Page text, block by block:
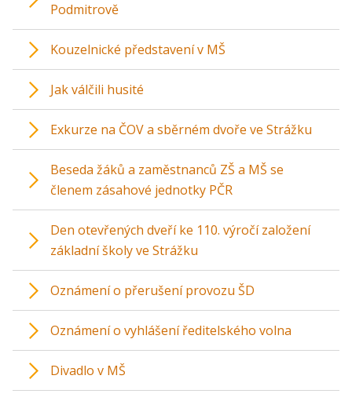
Podmitrově
Kouzelnické představení v MŠ
Jak válčili husité
Exkurze na ČOV a sběrném dvoře ve Strážku
Beseda žáků a zaměstnanců ZŠ a MŠ se
členem zásahové jednotky PČR
Den otevřených dveří ke 110. výročí založení
základní školy ve Strážku
Oznámení o přerušení provozu ŠD
Oznámení o vyhlášení ředitelského volna
Divadlo v MŠ